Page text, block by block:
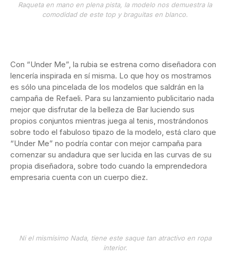
Raqueta en mano en plena pista, la modelo nos demuestra la
comodidad de este top y braguitas en blanco.
Con “Under Me”, la rubia se estrena como diseñadora con
lencería inspirada en sí misma. Lo que hoy os mostramos
es sólo una pincelada de los modelos que saldrán en la
campaña de Refaeli. Para su lanzamiento publicitario nada
mejor que disfrutar de la belleza de Bar luciendo sus
propios conjuntos mientras juega al tenis, mostrándonos
sobre todo el fabuloso tipazo de la modelo, está claro que
“Under Me” no podría contar con mejor campaña para
comenzar su andadura que ser lucida en las curvas de su
propia diseñadora, sobre todo cuando la emprendedora
empresaria cuenta con un cuerpo diez.
Ni el mismísimo Nada, tiene este saque tan atractivo en ropa
interior.